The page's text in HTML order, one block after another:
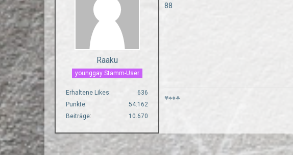
Raaku
younggay Stamm-User
Erhaltene Likes
636
Punkte
54.162
Beiträge
10.670
88
♥♠♦♣